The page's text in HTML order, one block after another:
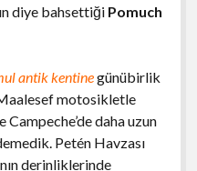
diye bahsettiği Pomuch
antik kentinegünübirlik
motosikletle
Campeche’de daha uzun
Petén Havzası
derinliklerinde